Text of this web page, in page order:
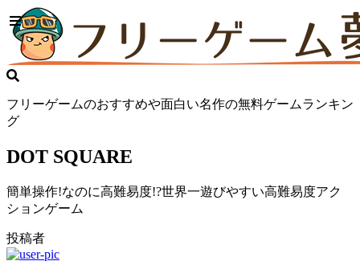
フリーゲームのおすすめや面白い名作の無料ゲームランキン
グ
DOT SQUARE
簡単操作!なのに高難易度!?世界一遊びやすい高難易度アク
ションゲーム
投稿者